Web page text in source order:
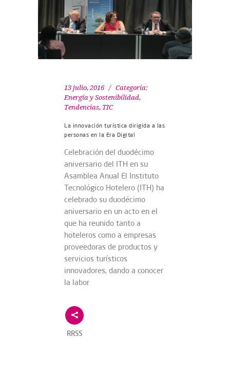
13 julio, 2016
Categoría:
Energía y Sostenibilidad,
Tendencias, TIC
La innovación turística dirigida a las
personas en la Era Digital
Celebración del duodécimo
aniversario del ITH en su
Asamblea Anual El Instituto
Tecnológico Hotelero (ITH) ha
celebrado su duodécimo
aniversario en un acto en el
que ha reunido tanto a
hoteleros como a empresas
proveedoras de productos y
servicios turísticos
innovadores, dando a conocer
la labor
RRSS